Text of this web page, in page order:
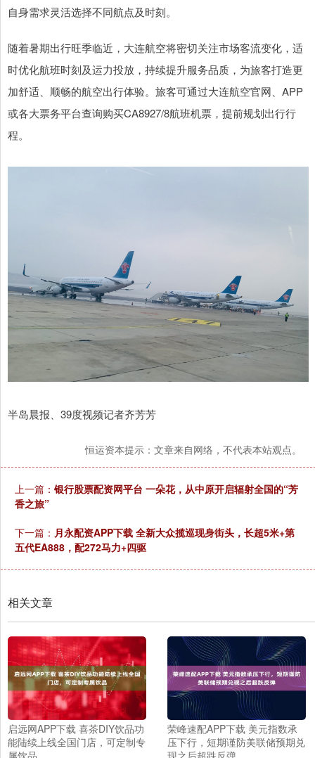
自身需求灵活选择不同航点及时刻。
随着暑期出行旺季临近，大连航空将密切关注市场客流变化，适
时优化航班时刻及运力投放，持续提升服务品质，为旅客打造更
加舒适、顺畅的航空出行体验。旅客可通过大连航空官网、APP
或各大票务平台查询购买CA8927/8航班机票，提前规划出行行
程。
半岛晨报、39度视频记者齐芳芳
恒运资本提示：文章来自网络，不代表本站观点。
上一篇： 银行股票配资网平台 一朵花，从中原开启辐射全国的“芳
香之旅”
下一篇： 月永配资APP下载 全新大众揽巡现身街头，长超5米+第
五代EA888，配272马力+四驱
相关文章
启远网APP下载 喜茶DIY饮品功
能陆续上线全国门店，可定制专
荣峰速配APP下载 美元指数承
压下行，短期谨防美联储预期兑